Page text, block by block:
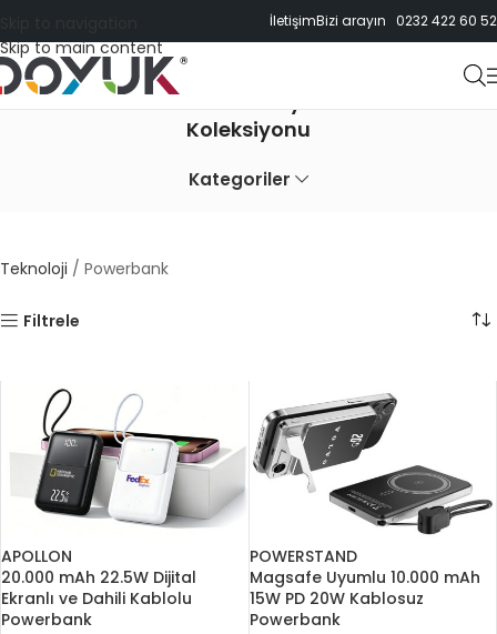
Skip to main content
İletişimBizi arayın 0232 422 60 52
Markanıza Özel Promosyon Powerbank
Koleksiyonu
Kategoriler
Teknoloji / Powerbank
Filtrele
APOLLON
20.000 mAh 22.5W Dijital
Ekranlı ve Dahili Kablolu
Powerbank
POWERSTAND
Magsafe Uyumlu 10.000 mAh
15W PD 20W Kablosuz
Powerbank